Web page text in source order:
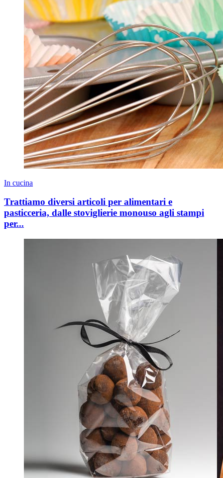
In cucina
Trattiamo diversi articoli per alimentari e
pasticceria, dalle stoviglierie monouso agli stampi
per...